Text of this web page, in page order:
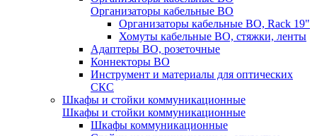
Организаторы кабельные ВО
Организаторы кабельные ВО, Rack 19"
Хомуты кабельные ВО, стяжки, ленты
Адаптеры ВО, розеточные
Коннекторы ВО
Инструмент и материалы для оптических
СКС
Шкафы и стойки коммуникационные
Шкафы и стойки коммуникационные
Шкафы коммуникационные